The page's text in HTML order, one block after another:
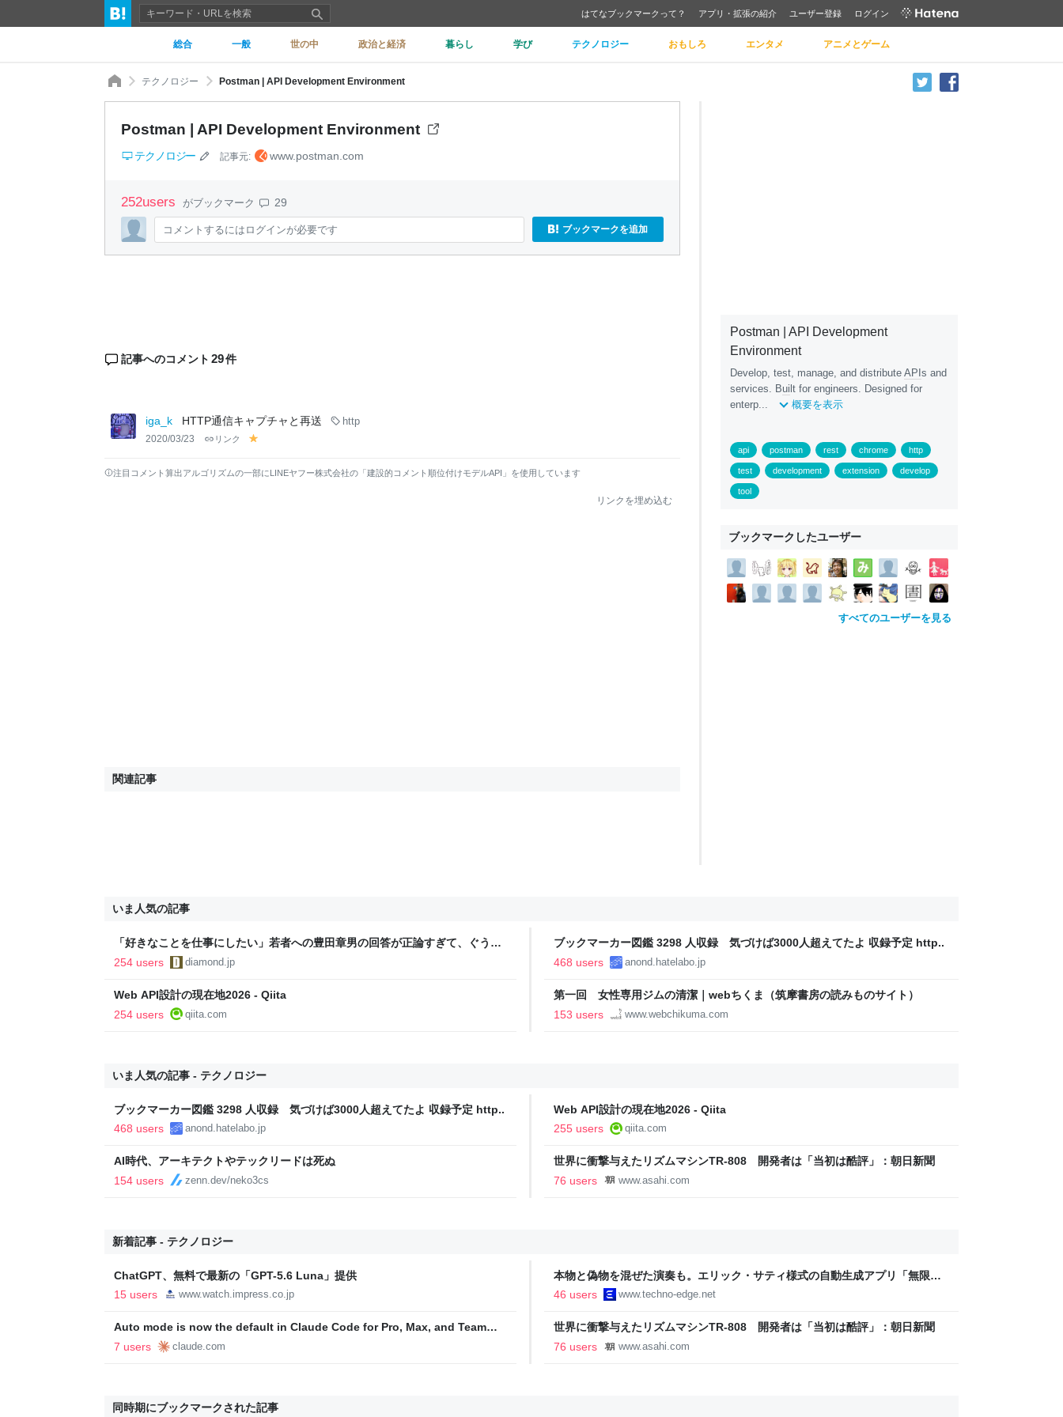
はてなブックマークって？ アプリ・拡張の紹介 ユーザー登録 ログイン
総合 一般 世の中 政治と経済 暮らし 学び テクノロジー おもしろ エンタメ アニメとゲーム
テクノロジー Postman | API Development Environment
Postman | API Development Environment
テクノロジー 記事元: www.postman.com
252users がブックマーク 29
コメントするにはログインが必要です ブックマークを追加
記事へのコメント 29件
iga_k HTTP通信キャプチャと再送 http
2020/03/23 リンク
lo
注目コメント算出アルゴリズムの一部にLINEヤフー株式会社の「建設的コメント順位付けモデルAPI」を使用しています
リンクを埋め込む
関連記事
Postman | API Development
Environment
Develop, test, manage, and distribute API s and
services. Bui lt for engineers. Designed for
enterp...
概要を表示
api postman rest chrome http
test development extension develop
tool
ブックマークしたユーザー
すべてのユーザーを見る
いま人気の記事
「好きなことを仕事にしたい」若者への豊田章男の回答が正論すぎて、ぐうの
音も出なかった
254 users diamond.jp
ブックマーカー図鑑 3298 人収録 気づけば3000人超えてたよ 収録予定 http..
468 users
anond.hatelabo.jp
Web API設計の現在地2026 - Qiita
254 users
qiita.com
第一回 女性専用ジムの清潔｜webちくま（筑摩書房の読みものサイト）
153 users
www.webchikuma.com
いま人気の記事 - テクノロジー
ブックマーカー図鑑 3298 人収録 気づけば3000人超えてたよ 収録予定 http..
468 users
anond.hatelabo.jp
Web API設計の現在地2026 - Qiita
255 users
qiita.com
AI時代、アーキテクトやテックリードは死ぬ
154 users
zenn.dev/neko3cs
世界に衝撃与えたリズムマシンTR-808 開発者は「当初は酷評」：朝日新聞
76 users
www.asahi.com
新着記事 - テクノロジー
ChatGPT、無料で最新の「GPT-5.6 Luna」提供
15 users
www.watch.impress.co.jp
本物と偽物を混ぜた演奏も。エリック・サティ様式の自動生成アプリ「無限サ
ティ機関」をClaude Codeで作って公開した（CloseBox） | テクノエッジ
46 users www.techno-edge.net
Auto mode is now the default in Claude Code for Pro, Max, and Team
plans | Claude by Anthropic
7 users claude.com
世界に衝撃与えたリズムマシンTR-808 開発者は「当初は酷評」：朝日新聞
76 users
www.asahi.com
同時期にブックマークされた記事